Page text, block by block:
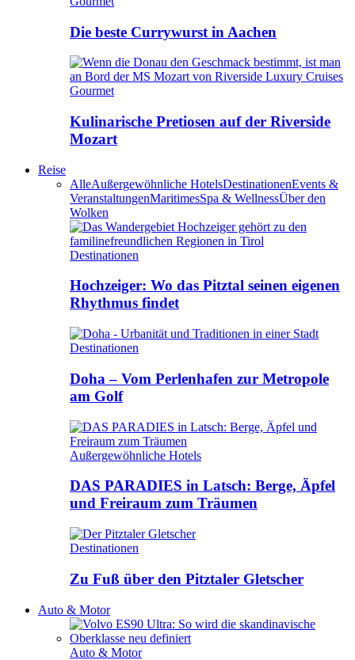
Die beste Currywurst in Aachen
Gourmet
Kulinarische Pretiosen auf der Riverside
Mozart
Reise
AlleAußergewöhnliche HotelsDestinationenEvents &
VeranstaltungenMaritimesSpa & WellnessÜber den
Wolken
Destinationen
Hochzeiger: Wo das Pitztal seinen eigenen
Rhythmus findet
Destinationen
Doha – Vom Perlenhafen zur Metropole
am Golf
Außergewöhnliche Hotels
DAS PARADIES in Latsch: Berge, Äpfel
und Freiraum zum Träumen
Destinationen
Zu Fuß über den Pitztaler Gletscher
Auto & Motor
Auto & Motor